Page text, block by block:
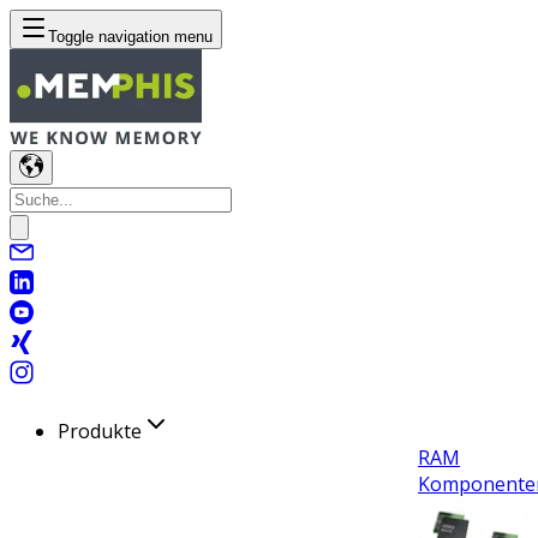
Toggle navigation menu
Produkte
RAM